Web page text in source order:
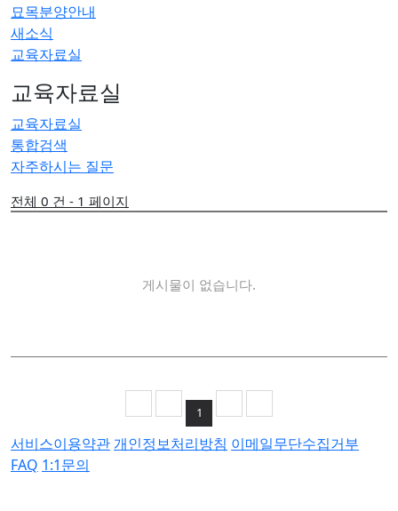
묘목분양안내
새소식
교육자료실
교육자료실
교육자료실
통합검색
자주하시는 질문
전체 0 건 - 1 페이지
게시물이 없습니다.
1
서비스이용약관 개인정보처리방침 이메일무단수집거부
FAQ 1:1문의